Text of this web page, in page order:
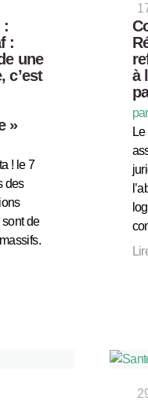
:
:
une
c’est
»
! le 7
des
de
à